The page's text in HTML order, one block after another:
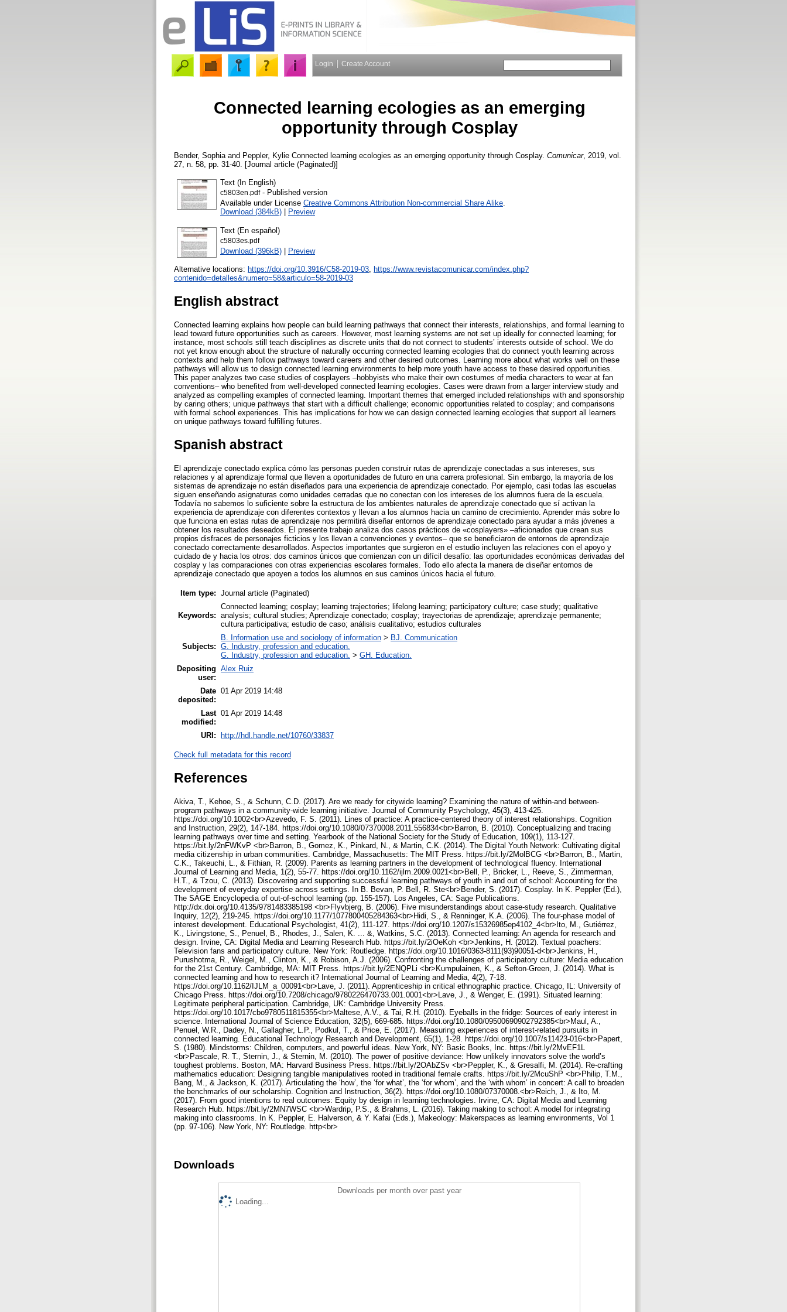
Login Create Account
Connected learning ecologies as an emerging
opportunity through Cosplay
Bender, Sophia and Peppler, Kylie Connected learning ecologies as an emerging opportunity through Cosplay. Comunicar, 2019, vol.
27, n. 58, pp. 31-40. [Journal article (Paginated)]
Text (In English)
c5803en.pdf- Published version
Available under License Creative Commons Attribution Non-commercial Share Alike
Download (384kB) | Preview
Text (En español)
c5803es.pdf
Download (396kB) | Preview
Alternative locations: https://doi.org/10.3916/C58-2019-03 https://www.revistacomunicar.com/index.php?
contenido=detalles&numero=58&articulo=58-2019-03
English abstract
Connected learning explains how people can build learning pathways that connect their interests, relationships, and formal learning to
lead toward future opportunities such as careers. However, most learning systems are not set up ideally for connected learning; for
instance, most schools still teach disciplines as discrete units that do not connect to students’ interests outside of school. We do
not yet know enough about the structure of naturally occurring connected learning ecologies that do connect youth learning across
contexts and help them follow pathways toward careers and other desired outcomes. Learning more about what works well on these
pathways will allow us to design connected learning environments to help more youth have access to these desired opportunities.
This paper analyzes two case studies of cosplayers –hobbyists who make their own costumes of media characters to wear at fan
conventions– who benefited from well-developed connected learning ecologies. Cases were drawn from a larger interview study and
analyzed as compelling examples of connected learning. Important themes that emerged included relationships with and sponsorship
by caring others; unique pathways that start with a difficult challenge; economic opportunities related to cosplay; and comparisons
with formal school experiences. This has implications for how we can design connected learning ecologies that support all learners
on unique pathways toward fulfilling futures.
Spanish abstract
El aprendizaje conectado explica cómo las personas pueden construir rutas de aprendizaje conectadas a sus intereses, sus
relaciones y al aprendizaje formal que lleven a oportunidades de futuro en una carrera profesional. Sin embargo, la mayoría de los
sistemas de aprendizaje no están diseñados para una experiencia de aprendizaje conectado. Por ejemplo, casi todas las escuelas
siguen enseñando asignaturas como unidades cerradas que no conectan con los intereses de los alumnos fuera de la escuela.
Todavía no sabemos lo suficiente sobre la estructura de los ambientes naturales de aprendizaje conectado que sí activan la
experiencia de aprendizaje con diferentes contextos y llevan a los alumnos hacia un camino de crecimiento. Aprender más sobre lo
que funciona en estas rutas de aprendizaje nos permitirá diseñar entornos de aprendizaje conectado para ayudar a más jóvenes a
obtener los resultados deseados. El presente trabajo analiza dos casos prácticos de «cosplayers» –aficionados que crean sus
propios disfraces de personajes ficticios y los llevan a convenciones y eventos– que se beneficiaron de entornos de aprendizaje
conectado correctamente desarrollados. Aspectos importantes que surgieron en el estudio incluyen las relaciones con el apoyo y
cuidado de y hacia los otros: dos caminos únicos que comienzan con un difícil desafío: las oportunidades económicas derivadas del
cosplay y las comparaciones con otras experiencias escolares formales. Todo ello afecta la manera de diseñar entornos de
aprendizaje conectado que apoyen a todos los alumnos en sus caminos únicos hacia el futuro.
Item type: Journal article (Paginated)
Keywords:
Connected learning; cosplay; learning trajectories; lifelong learning; participatory culture; case study; qualitative
analysis; cultural studies; Aprendizaje conectado; cosplay; trayectorias de aprendizaje; aprendizaje permanente;
cultura participativa; estudio de caso; análisis cualitativo; estudios culturales
Subjects:
B. Information use and sociology of information > BJ. Communication
G. Industry, profession and education.
G. Industry, profession and education. > GH. Education.
Depositing
user:
Alex Ruiz
Date
deposited:
01 Apr 2019 14:48
Last
modified:
01 Apr 2019 14:48
URI: http://hdl.handle.net/10760/33837
Check full metadata for this record
References
Akiva, T., Kehoe, S., & Schunn, C.D. (2017). Are we ready for citywide learning? Examining the nature of within-and between-
program pathways in a community-wide learning initiative. Journal of Community Psychology, 45(3), 413-425.
https://doi.org/10.1002<br>Azevedo, F. S. (2011). Lines of practice: A practice-centered theory of interest relationships. Cognition
and Instruction, 29(2), 147-184. https://doi.org/10.1080/07370008.2011.556834<br>Barron, B. (2010). Conceptualizing and tracing
learning pathways over time and setting. Yearbook of the National Society for the Study of Education, 109(1), 113-127.
https://bit.ly/2nFWKvP <br>Barron, B., Gomez, K., Pinkard, N., & Martin, C.K. (2014). The Digital Youth Network: Cultivating digital
media citizenship in urban communities. Cambridge, Massachusetts: The MIT Press. https://bit.ly/2MolBCG <br>Barron, B., Martin,
C.K., Takeuchi, L., & Fithian, R. (2009). Parents as learning partners in the development of technological fluency. International
Journal of Learning and Media, 1(2), 55-77. https://doi.org/10.1162/ijlm.2009.0021<br>Bell, P., Bricker, L., Reeve, S., Zimmerman,
H.T., & Tzou, C. (2013). Discovering and supporting successful learning pathways of youth in and out of school: Accounting for the
development of everyday expertise across settings. In B. Bevan, P. Bell, R. Ste<br>Bender, S. (2017). Cosplay. In K. Peppler (Ed.),
The SAGE Encyclopedia of out-of-school learning (pp. 155-157). Los Angeles, CA: Sage Publications.
http://dx.doi.org/10.4135/9781483385198 <br>Flyvbjerg, B. (2006). Five misunderstandings about case-study research. Qualitative
Inquiry, 12(2), 219-245. https://doi.org/10.1177/1077800405284363<br>Hidi, S., & Renninger, K.A. (2006). The four-phase model of
interest development. Educational Psychologist, 41(2), 111-127. https://doi.org/10.1207/s15326985ep4102_4<br>Ito, M., Gutiérrez,
K., Livingstone, S., Penuel, B., Rhodes, J., Salen, K. ... &, Watkins, S.C. (2013). Connected learning: An agenda for research and
design. Irvine, CA: Digital Media and Learning Research Hub. https://bit.ly/2iOeKoh <br>Jenkins, H. (2012). Textual poachers:
Television fans and participatory culture. New York: Routledge. https://doi.org/10.1016/0363-8111(93)90051-d<br>Jenkins, H.,
Purushotma, R., Weigel, M., Clinton, K., & Robison, A.J. (2006). Confronting the challenges of participatory culture: Media education
for the 21st Century. Cambridge, MA: MIT Press. https://bit.ly/2ENQPLi <br>Kumpulainen, K., & Sefton-Green, J. (2014). What is
connected learning and how to research it? International Journal of Learning and Media, 4(2), 7-18.
https://doi.org/10.1162/IJLM_a_00091<br>Lave, J. (2011). Apprenticeship in critical ethnographic practice. Chicago, IL: University of
Chicago Press. https://doi.org/10.7208/chicago/9780226470733.001.0001<br>Lave, J., & Wenger, E. (1991). Situated learning:
Legitimate peripheral participation. Cambridge, UK: Cambridge University Press.
https://doi.org/10.1017/cbo9780511815355<br>Maltese, A.V., & Tai, R.H. (2010). Eyeballs in the fridge: Sources of early interest in
science. International Journal of Science Education, 32(5), 669-685. https://doi.org/10.1080/09500690902792385<br>Maul, A.,
Penuel, W.R., Dadey, N., Gallagher, L.P., Podkul, T., & Price, E. (2017). Measuring experiences of interest-related pursuits in
connected learning. Educational Technology Research and Development, 65(1), 1-28. https://doi.org/10.1007/s11423-016<br>Papert,
S. (1980). Mindstorms: Children, computers, and powerful ideas. New York, NY: Basic Books, Inc. https://bit.ly/2MvEF1L
<br>Pascale, R. T., Sternin, J., & Sternin, M. (2010). The power of positive deviance: How unlikely innovators solve the world’s
toughest problems. Boston, MA: Harvard Business Press. https://bit.ly/2OAbZSv <br>Peppler, K., & Gresalfi, M. (2014). Re-crafting
mathematics education: Designing tangible manipulatives rooted in traditional female crafts. https://bit.ly/2McuShP <br>Philip, T.M.,
Bang, M., & Jackson, K. (2017). Articulating the ‘how’, the ‘for what’, the ‘for whom’, and the ‘with whom’ in concert: A call to broaden
the benchmarks of our scholarship. Cognition and Instruction, 36(2). https://doi.org/10.1080/07370008.<br>Reich, J., & Ito, M.
(2017). From good intentions to real outcomes: Equity by design in learning technologies. Irvine, CA: Digital Media and Learning
Research Hub. https://bit.ly/2MN7WSC <br>Wardrip, P.S., & Brahms, L. (2016). Taking making to school: A model for integrating
making into classrooms. In K. Peppler, E. Halverson, & Y. Kafai (Eds.), Makeology: Makerspaces as learning environments, Vol 1
(pp. 97-106). New York, NY: Routledge. http<br>
Downloads
Downloads per month over past year
Loading...